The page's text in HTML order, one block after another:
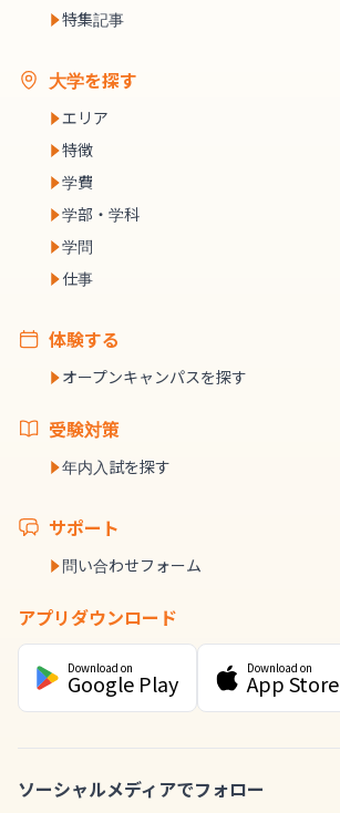
特集記事
大学を探す
エリア
特徴
学費
学部・学科
学問
仕事
体験する
オープンキャンパスを探す
受験対策
年内入試を探す
サポート
問い合わせフォーム
アプリダウンロード
Download on
Google Play
Download on
App Store
ソーシャルメディアでフォロー